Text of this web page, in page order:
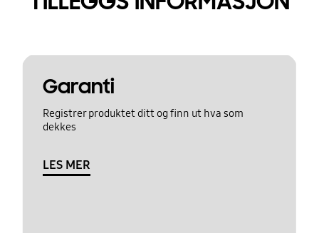
Garanti
Registrer produktet ditt og finn ut hva som
dekkes
LES MER